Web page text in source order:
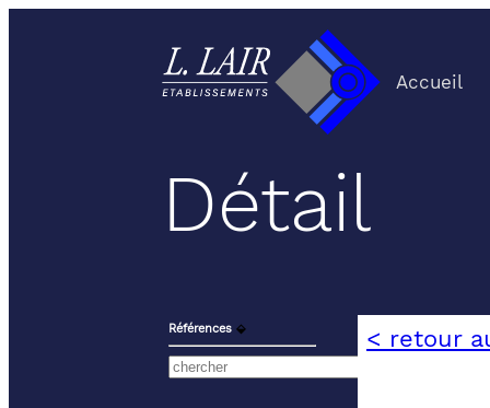
Accueil
Détail
Références ⬙ < retour